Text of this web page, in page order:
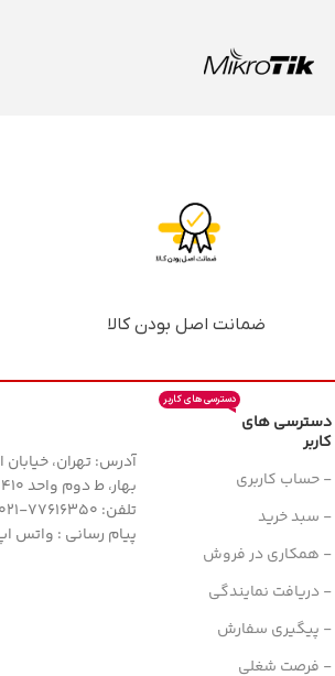
ضمانت اصل بودن کالا
دسترسی های
کاربر
دسترسی های کاربر
- حساب کاربری
- سبد خرید
- همکاری در فروش
- دریافت نمایندگی
- پیگیری سفارش
- فرصت شغلی
آدرس: تهران، خیابان
بهار، ط دوم واحد 410
تلفن: 77616350-021- خط مستقیم: 91303098-021
پیام رسانی : واتس اپ، بله،